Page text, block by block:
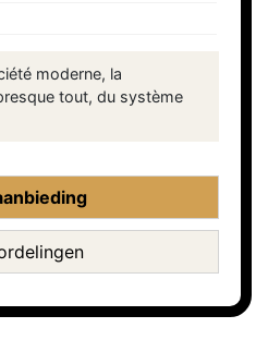
moderne, la
tout, du système